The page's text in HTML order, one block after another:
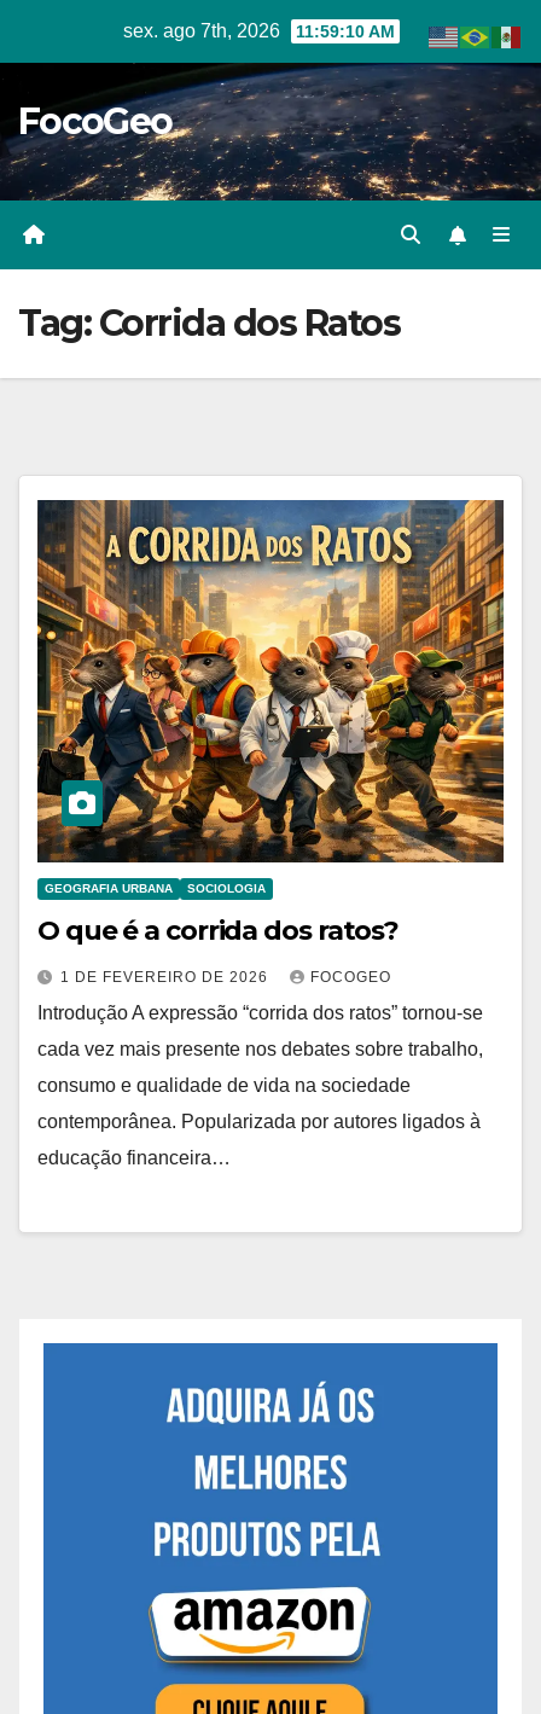
sex. ago 7th, 2026 11:59:11 AM
FocoGeo
Tag:Corrida dos Ratos
GEOGRAFIA URBANA SOCIOLOGIA
O que é a corrida dos ratos?
1 DE FEVEREIRO DE 2026 FOCOGEO
Introdução A expressão “corrida dos ratos” tornou-se
cada vez mais presente nos debates sobre trabalho,
consumo e qualidade de vida na sociedade
contemporânea. Popularizada por autores ligados à
educação financeira…